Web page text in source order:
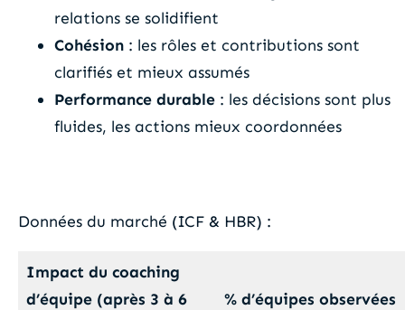
relations se solidifient
Cohésion : les rôles et contributions sont
clarifiés et mieux assumés
Performance durable : les décisions sont plus
fluides, les actions mieux coordonnées
Données du marché (ICF & HBR) :
Impact du coaching
d’équipe (après 3 à 6
% d’équipes observées